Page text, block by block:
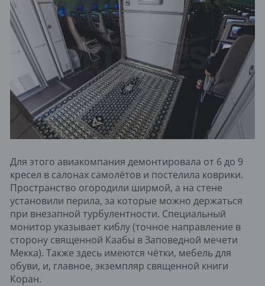
Для этого авиакомпания демонтировала от 6 до 9
кресел в салонах самолётов и постелила коврики.
Пространство огородили ширмой, а на стене
установили перила, за которые можно держаться
при внезапной турбулентности. Специальный
монитор указывает киблу (точное направление в
сторону священной Каабы в Заповедной мечети
Мекка). Также здесь имеются чётки, мебель для
обуви, и, главное, экземпляр священной книги
Коран.